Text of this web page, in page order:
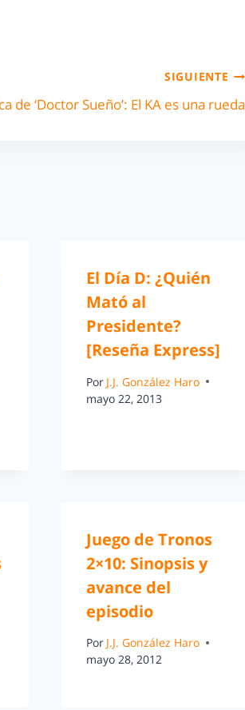
SIGUIENTE
de ‘Doctor Sueño’: El KA es una rueda
El Día D: ¿Quién
Mató al
Presidente?
[Reseña Express]
Por J.J. González Haro
mayo 22, 2013
Juego de Tronos
2×10: Sinopsis y
avance del
episodio
Por J.J. González Haro
mayo 28, 2012